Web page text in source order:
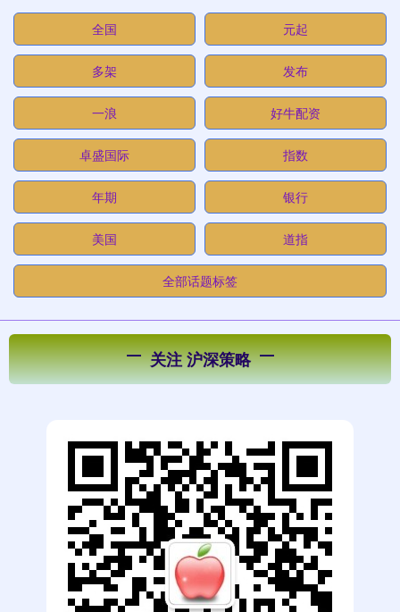
全国 元起
多架 发布
一浪 好牛配资
卓盛国际 指数
年期 银行
美国 道指
全部话题标签
关注 沪深策略